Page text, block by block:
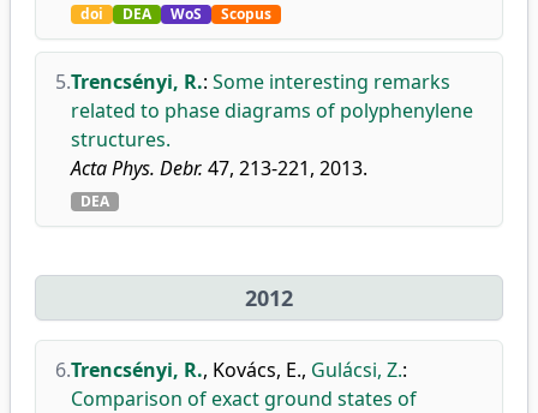
doi DEA WoS Scopus
5.Trencsényi, R.: Some interesting remarks
related to phase diagrams of polyphenylene
structures.
Acta Phys. Debr. 47, 213-221, 2013.
DEA
2012
6.Trencsényi, R., Kovács, E., Gulácsi, Z.:
Comparison of exact ground states of